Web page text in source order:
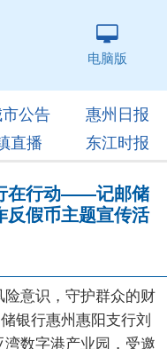
电脑版
公告
惠州日报
直播 东江时报
在行动——记邮储
反假币主题宣传活
意识，守护群众的财
银行惠州惠阳支行刘
数字港产业园，受邀